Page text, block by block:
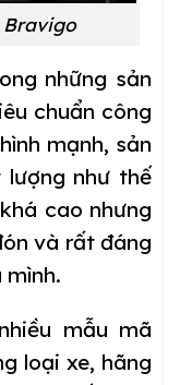
Bravigo
những sản
chuẩn công
mạnh, sản
như thế
cao nhưng
và rất đáng
mẫu mã
loại xe, hãng